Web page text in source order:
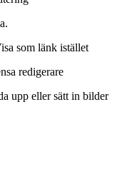
som länk istället
redigerare
upp eller sätt in bilder